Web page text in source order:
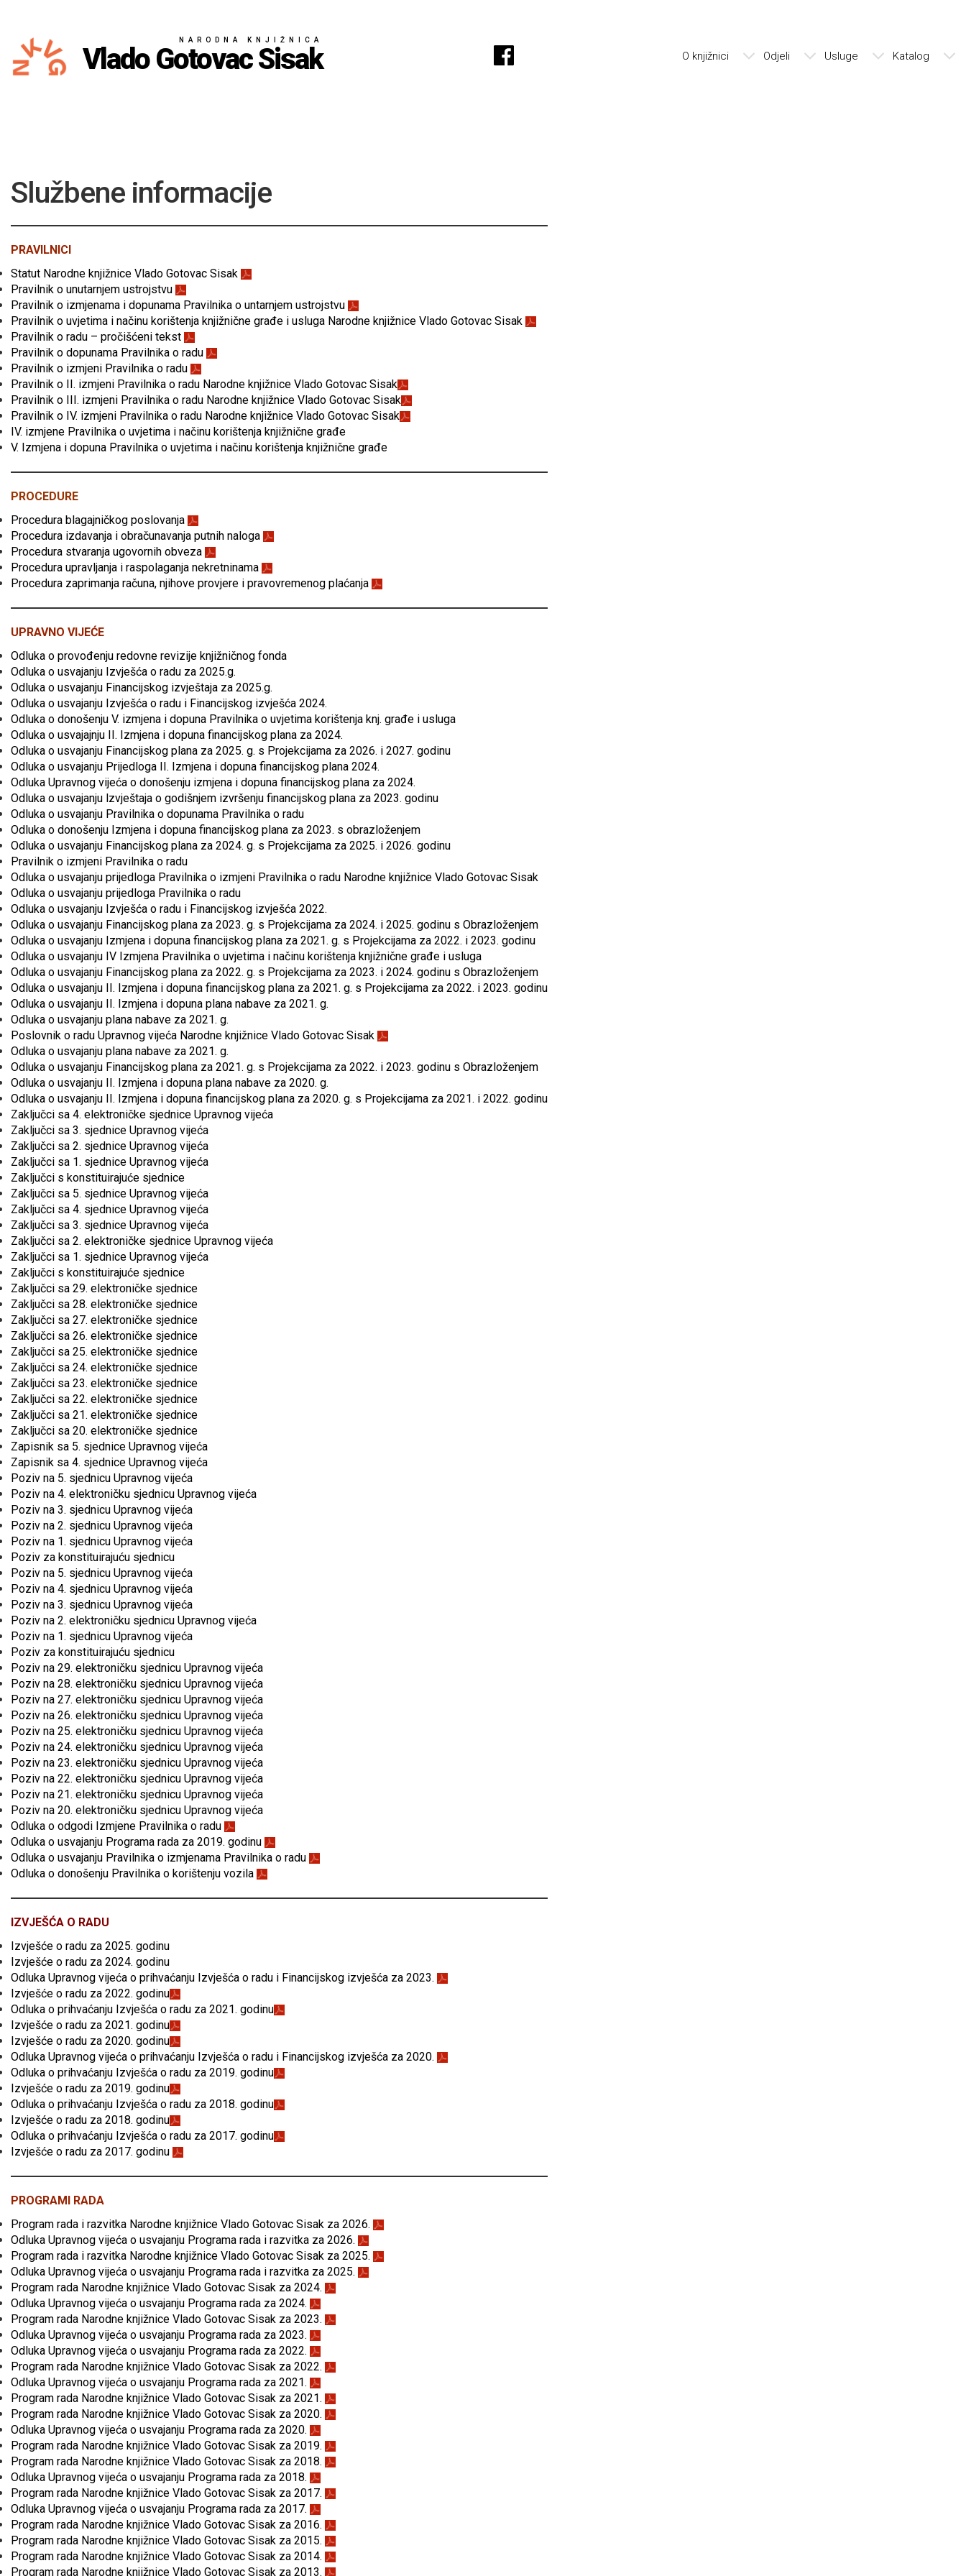
NARODNA KNJIŽNICA
Vlado Gotovac Sisak O knjižnici Odjeli Usluge Katalog
Službene informacije
PRAVILNICI
Statut Narodne knjižnice Vlado Gotovac Sisak
Pravilnik o unutarnjem ustrojstvu
Pravilnik o izmjenama i dopunama Pravilnika o untarnjem ustrojstvu
Pravilnik o uvjetima i načinu korištenja knjižnične građe i usluga Narodne knjižnice Vlado Gotovac Sisak
Pravilnik o radu – pročišćeni tekst
Pravilnik o dopunama Pravilnika o radu
Pravilnik o izmjeni Pravilnika o radu
Pravilnik o II. izmjeni Pravilnika o radu Narodne knjižnice Vlado Gotovac Sisak
Pravilnik o III. izmjeni Pravilnika o radu Narodne knjižnice Vlado Gotovac Sisak
Pravilnik o IV. izmjeni Pravilnika o radu Narodne knjižnice Vlado Gotovac Sisak
IV. izmjene Pravilnika o uvjetima i načinu korištenja knjižnične građe
V. Izmjena i dopuna Pravilnika o uvjetima i načinu korištenja knjižnične građe
PROCEDURE
Procedura blagajničkog poslovanja
Procedura izdavanja i obračunavanja putnih naloga
Procedura stvaranja ugovornih obveza
Procedura upravljanja i raspolaganja nekretninama
Procedura zaprimanja računa, njihove provjere i pravovremenog plaćanja
UPRAVNO VIJEĆE
Odluka o provođenju redovne revizije knjižničnog fonda
Odluka o usvajanju Izvješća o radu za 2025.g.
Odluka o usvajanju Financijskog izvještaja za 2025.g.
Odluka o usvajanju Izvješća o radu i Financijskog izvješća 2024.
Odluka o donošenju V. izmjena i dopuna Pravilnika o uvjetima korištenja knj. građe i usluga
Odluka o usvajajnju II. Izmjena i dopuna financijskog plana za 2024.
Odluka o usvajanju Financijskog plana za 2025. g. s Projekcijama za 2026. i 2027. godinu
Odluka o usvajanju Prijedloga II. Izmjena i dopuna financijskog plana 2024.
Odluka Upravnog vijeća o donošenju izmjena i dopuna financijskog plana za 2024.
Odluka o usvajanju lzvještaja o godišnjem izvršenju financijskog plana za 2023. godinu
Odluka o usvajanju Pravilnika o dopunama Pravilnika o radu
Odluka o donošenju Izmjena i dopuna financijskog plana za 2023. s obrazloženjem
Odluka o usvajanju Financijskog plana za 2024. g. s Projekcijama za 2025. i 2026. godinu
Pravilnik o izmjeni Pravilnika o radu
Odluka o usvajanju prijedloga Pravilnika o izmjeni Pravilnika o radu Narodne knjižnice Vlado Gotovac Sisak
Odluka o usvajanju prijedloga Pravilnika o radu
Odluka o usvajanju Izvješća o radu i Financijskog izvješća 2022.
Odluka o usvajanju Financijskog plana za 2023. g. s Projekcijama za 2024. i 2025. godinu s Obrazloženjem
Odluka o usvajanju Izmjena i dopuna financijskog plana za 2021. g. s Projekcijama za 2022. i 2023. godinu
Odluka o usvajanju IV Izmjena Pravilnika o uvjetima i načinu korištenja knjižnične građe i usluga
Odluka o usvajanju Financijskog plana za 2022. g. s Projekcijama za 2023. i 2024. godinu s Obrazloženjem
Odluka o usvajanju II. Izmjena i dopuna financijskog plana za 2021. g. s Projekcijama za 2022. i 2023. godinu
Odluka o usvajanju II. Izmjena i dopuna plana nabave za 2021. g.
Odluka o usvajanju plana nabave za 2021. g.
Poslovnik o radu Upravnog vijeća Narodne knjižnice Vlado Gotovac Sisak
Odluka o usvajanju plana nabave za 2021. g.
Odluka o usvajanju Financijskog plana za 2021. g. s Projekcijama za 2022. i 2023. godinu s Obrazloženjem
Odluka o usvajanju II. Izmjena i dopuna plana nabave za 2020. g.
Odluka o usvajanju II. Izmjena i dopuna financijskog plana za 2020. g. s Projekcijama za 2021. i 2022. godinu
Zaključci sa 4. elektroničke sjednice Upravnog vijeća
Zaključci sa 3. sjednice Upravnog vijeća
Zaključci sa 2. sjednice Upravnog vijeća
Zaključci sa 1. sjednice Upravnog vijeća
Zaključci s konstituirajuće sjednice
Zaključci sa 5. sjednice Upravnog vijeća
Zaključci sa 4. sjednice Upravnog vijeća
Zaključci sa 3. sjednice Upravnog vijeća
Zaključci sa 2. elektroničke sjednice Upravnog vijeća
Zaključci sa 1. sjednice Upravnog vijeća
Zaključci s konstituirajuće sjednice
Zaključci sa 29. elektroničke sjednice
Zaključci sa 28. elektroničke sjednice
Zaključci sa 27. elektroničke sjednice
Zaključci sa 26. elektroničke sjednice
Zaključci sa 25. elektroničke sjednice
Zaključci sa 24. elektroničke sjednice
Zaključci sa 23. elektroničke sjednice
Zaključci sa 22. elektroničke sjednice
Zaključci sa 21. elektroničke sjednice
Zaključci sa 20. elektroničke sjednice
Zapisnik sa 5. sjednice Upravnog vijeća
Zapisnik sa 4. sjednice Upravnog vijeća
Poziv na 5. sjednicu Upravnog vijeća
Poziv na 4. elektroničku sjednicu Upravnog vijeća
Poziv na 3. sjednicu Upravnog vijeća
Poziv na 2. sjednicu Upravnog vijeća
Poziv na 1. sjednicu Upravnog vijeća
Poziv za konstituirajuću sjednicu
Poziv na 5. sjednicu Upravnog vijeća
Poziv na 4. sjednicu Upravnog vijeća
Poziv na 3. sjednicu Upravnog vijeća
Poziv na 2. elektroničku sjednicu Upravnog vijeća
Poziv na 1. sjednicu Upravnog vijeća
Poziv za konstituirajuću sjednicu
Poziv na 29. elektroničku sjednicu Upravnog vijeća
Poziv na 28. elektroničku sjednicu Upravnog vijeća
Poziv na 27. elektroničku sjednicu Upravnog vijeća
Poziv na 26. elektroničku sjednicu Upravnog vijeća
Poziv na 25. elektroničku sjednicu Upravnog vijeća
Poziv na 24. elektroničku sjednicu Upravnog vijeća
Poziv na 23. elektroničku sjednicu Upravnog vijeća
Poziv na 22. elektroničku sjednicu Upravnog vijeća
Poziv na 21. elektroničku sjednicu Upravnog vijeća
Poziv na 20. elektroničku sjednicu Upravnog vijeća
Odluka o odgodi Izmjene Pravilnika o radu
Odluka o usvajanju Programa rada za 2019. godinu
Odluka o usvajanju Pravilnika o izmjenama Pravilnika o radu
Odluka o donošenju Pravilnika o korištenju vozila
IZVJEŠĆA O RADU
Izvješće o radu za 2025. godinu
Izvješće o radu za 2024. godinu
Odluka Upravnog vijeća o prihvaćanju Izvješća o radu i Financijskog izvješća za 2023.
Izvješće o radu za 2022. godinu
Odluka o prihvaćanju Izvješća o radu za 2021. godinu
Izvješće o radu za 2021. godinu
Izvješće o radu za 2020. godinu
Odluka Upravnog vijeća o prihvaćanju Izvješća o radu i Financijskog izvješća za 2020.
Odluka o prihvaćanju Izvješća o radu za 2019. godinu
Izvješće o radu za 2019. godinu
Odluka o prihvaćanju Izvješća o radu za 2018. godinu
Izvješće o radu za 2018. godinu
Odluka o prihvaćanju Izvješća o radu za 2017. godinu
Izvješće o radu za 2017. godinu
PROGRAMI RADA
Program rada i razvitka Narodne knjižnice Vlado Gotovac Sisak za 2026.
Odluka Upravnog vijeća o usvajanju Programa rada i razvitka za 2026.
Program rada i razvitka Narodne knjižnice Vlado Gotovac Sisak za 2025.
Odluka Upravnog vijeća o usvajanju Programa rada i razvitka za 2025.
Program rada Narodne knjižnice Vlado Gotovac Sisak za 2024.
Odluka Upravnog vijeća o usvajanju Programa rada za 2024.
Program rada Narodne knjižnice Vlado Gotovac Sisak za 2023.
Odluka Upravnog vijeća o usvajanju Programa rada za 2023.
Odluka Upravnog vijeća o usvajanju Programa rada za 2022.
Program rada Narodne knjižnice Vlado Gotovac Sisak za 2022.
Odluka Upravnog vijeća o usvajanju Programa rada za 2021.
Program rada Narodne knjižnice Vlado Gotovac Sisak za 2021.
Program rada Narodne knjižnice Vlado Gotovac Sisak za 2020.
Odluka Upravnog vijeća o usvajanju Programa rada za 2020.
Program rada Narodne knjižnice Vlado Gotovac Sisak za 2019.
Program rada Narodne knjižnice Vlado Gotovac Sisak za 2018.
Odluka Upravnog vijeća o usvajanju Programa rada za 2018.
Program rada Narodne knjižnice Vlado Gotovac Sisak za 2017.
Odluka Upravnog vijeća o usvajanju Programa rada za 2017.
Program rada Narodne knjižnice Vlado Gotovac Sisak za 2016.
Program rada Narodne knjižnice Vlado Gotovac Sisak za 2015.
Program rada Narodne knjižnice Vlado Gotovac Sisak za 2014.
Program rada Narodne knjižnice Vlado Gotovac Sisak za 2013.